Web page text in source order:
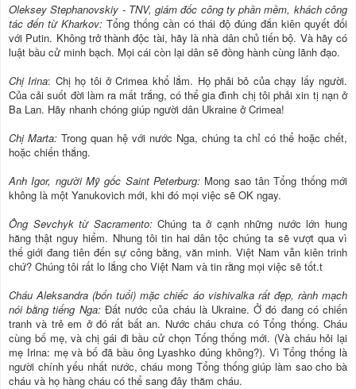
Oleksey Stephanovskiy - TNV, giám đốc công ty phần mềm, khách công
tác đến từ Kharkov: Tổng thống cần có thái độ đúng đắn kiên quyết đối
với Putin. Không trở thành độc tài, hãy là nhà dân chủ tiến bộ. Và hãy có
luật bầu cử minh bạch. Mọi cái còn lại dân sẽ đồng hành cùng lãnh đạo.
Chị Irina: Chị họ tôi ở Crimea khổ lắm. Họ phải bỏ của chạy lấy người.
Của cải suốt đời làm ra mất trắng, có thể gia đình chị tôi phải xin tị nạn ở
Ba Lan. Hãy nhanh chóng giúp người dân Ukraine ở Crimea!
Chị Marta: Trong quan hệ với nước Nga, chúng ta chỉ có thể hoặc chết,
hoặc chiến thắng.
Anh Igor, người Mỹ gốc Saint Peterburg: Mong sao tân Tổng thống mới
không là một Yanukovich mới, khi đó mọi việc sẽ OK ngay.
Ông Sevchyk từ Sacramento:Chúng ta ở cạnh những nước lớn hung
hăng thật nguy hiểm. Nhung tôi tin hai dân tộc chúng ta sẽ vượt qua vì
thế giới đang tiên đến sự công bằng, văn minh. Việt Nam vẫn kiên trinh
chứ? Chúng tôi rất lo lắng cho Việt Nam và tin rằng mọi việc sẽ tốt.t
Cháu Aleksandra (bốn tuổi) mặc chiếc áo vishivalka rất đẹp, rành mạch
nói bằng tiếng Nga:Đất nước của cháu là Ukraine. Ở đó đang có chiến
tranh và trẻ em ở đó rất bất an. Nước cháu chưa có Tổng thống. Cháu
cùng bố mẹ, và chị gái đi bầu cử chọn Tống thống mới. (Và cháu hỏi lại
mẹ Irina: mẹ và bố đã bầu ông Lyashko đúng không?). Vì Tổng thống là
người chính yếu nhất nước, cháu mong Tổng thống giúp làm sao cho bà
cháu và họ hàng cháu có thể sang đây thăm cháu.